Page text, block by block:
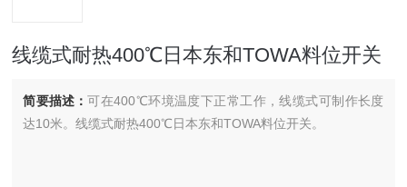
线缆式耐热400℃日本东和TOWA料位开关
简要描述：可在400℃环境温度下正常工作，线缆式可制作长度
达10米。线缆式耐热400℃日本东和TOWA料位开关。